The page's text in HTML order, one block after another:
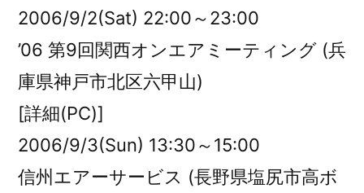
2006/9/2(Sat) 22:00～23:00
’06 第9回関西オンエアミーティング (兵
庫県神戸市北区六甲山)
[詳細(PC)]
2006/9/3(Sun) 13:30～15:00
信州エアーサービス (長野県塩尻市高ボ